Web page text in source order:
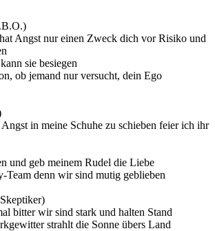
Angst nur einen Zweck dich vor Risiko und
sie besiegen
ob jemand nur versucht, dein Ego
in meine Schuhe zu schieben feier ich ihr
und geb meinem Rudel die Liebe
Team denn wir sind mutig geblieben
bitter wir sind stark und halten Stand
strahlt die Sonne übers Land